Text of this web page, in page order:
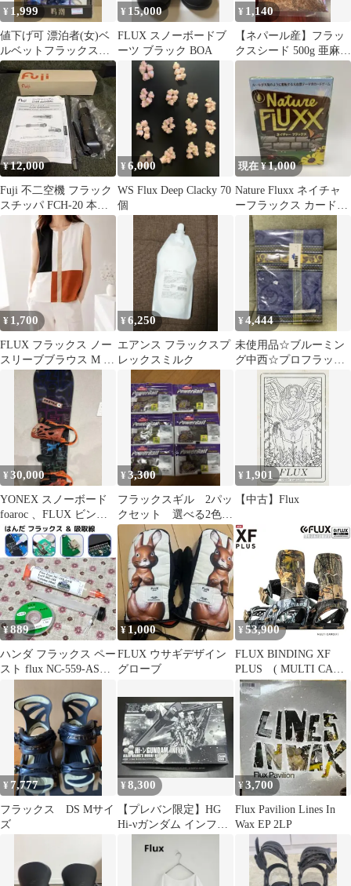
¥ 1,999
値下げ可 漂泊者(女)ベ
ルベットフラックスシ
リーズ アクリルスタン
ド 「鳴潮」
¥ 15,000
FLUX スノーボードブ
ーツ ブラック BOA
¥ 1,140
【ネパール産】フラッ
クスシード 500g 亜麻仁
FLAX SEED
¥12,000
Fuji 不二空機 フラック
スチッパ FCH-20 本体
新品タガネ付き
¥6,000
WS Flux Deep Clacky 70
個
現在 ¥1,000
Nature Fluxx ネイチャ
ーフラックス カードゲ
ーム
¥ 1,700
FLUX フラックス ノー
スリーブブラウス M 配
色 サテン切替
¥6,250
エアンス フラックスプ
レックスミルク
¥4,444
未使用品☆ブルーミン
グ中西☆プロフラック
ス社製☆テーブルクロ
ス☆160x260
¥30,000
YONEX スノーボード
foaroc 、FLUX ビンデ
ィングセット
¥3,300
フラックスギル 2パッ
クセット 選べる2色
新品未使用 3.5
¥ 1,901
【中古】Flux
¥889
ハンダ フラックス ペー
スト flux NC-559-ASM
¥ 1,000
FLUX ウサギデザイン
グローブ
¥ 53,900
FLUX BINDING XF
PLUS ( MULTI CAMO
)フラックス エックス
エフプラス JAPAN
BLAND 2027 FLUX
日本正規品 保証書
付 26-27 送料無
料！【プレゼント付
き】【予約商品2026年
10月以降発送予定】
¥ 7,777
フラックス DS Mサイ
ズ
¥8,300
【プレバン限定】HG
Hi-νガンダム インフラ
¥3,700
Flux Pavilion Lines In
Wax EP 2LP